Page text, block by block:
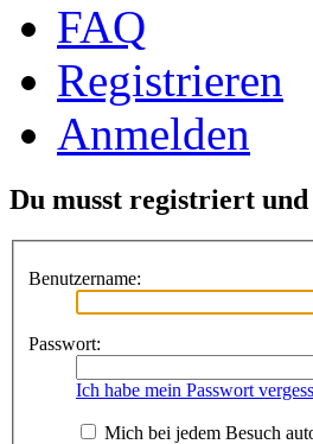
FAQ
Registrieren
Anmelden
Du musst registriert
Benutzername:
Passwort:
Ich habe mein Passwort
Mich bei jedem Besuch